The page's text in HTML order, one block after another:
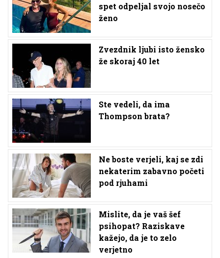
spet odpeljal svojo nosečo
ženo
Zvezdnik ljubi isto žensko
že skoraj 40 let
Ste vedeli, da ima
Thompson brata?
Ne boste verjeli, kaj se zdi
nekaterim zabavno početi
pod rjuhami
Mislite, da je vaš šef
psihopat? Raziskave
kažejo, da je to zelo
verjetno